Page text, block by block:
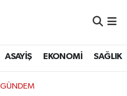
ASAYİŞ EKONOMİ SAĞLIK
GÜNDEM